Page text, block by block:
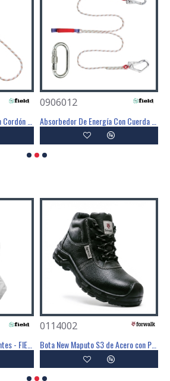
0906012
0114002